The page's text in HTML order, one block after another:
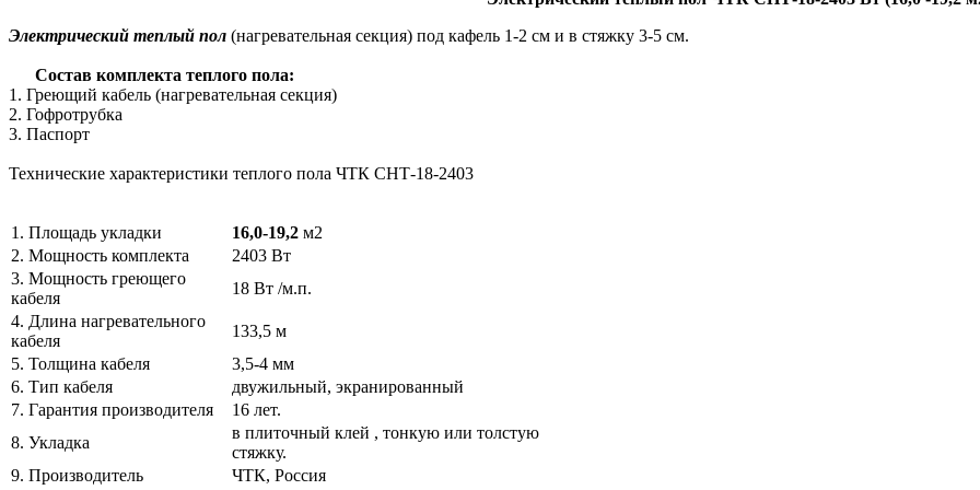
Электрический теплый пол (нагревательная секция) под кафель 1-2 см и в стяжку 3-5 см.
Состав комплекта теплого пола:
1. Греющий кабель (нагревательная секция)
2. Гофротрубка
3. Паспорт
Технические характеристики теплого пола ЧТК СНТ-18-2403
1. Площадь укладки 16,0-19,2 м2
2. Мощность комплекта
2403 Вт
3. Мощность греющего
кабеля
18 Вт /м.п.
4. Длина нагревательного
кабеля
133,5 м
5. Толщина кабеля
3,5-4 мм
6. Тип кабеля
двужильный, экранированный
7. Гарантия производителя
16 лет.
8. Укладка
в плиточный клей , тонкую или толстую
стяжку.
9. Производитель
ЧТК, Россия